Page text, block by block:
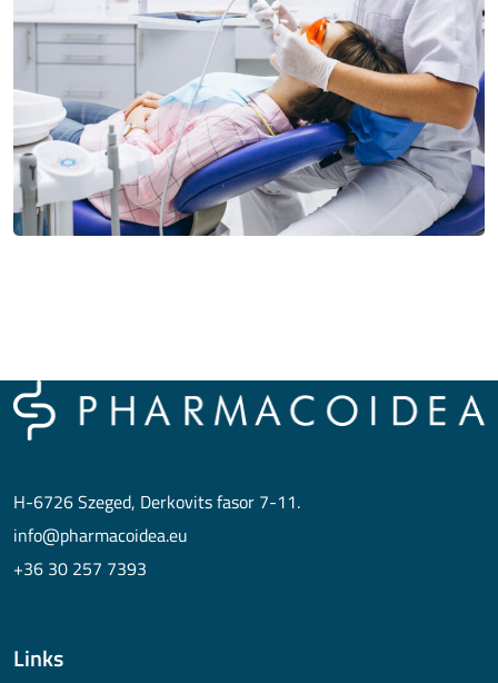
H-6726 Szeged, Derkovits fasor 7-11.
info@pharmacoidea.eu
+36 30 257 7393
Links